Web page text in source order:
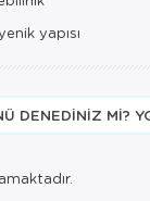
yapısı
DENEDINIZ MI?